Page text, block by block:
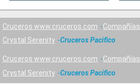
Cruceros www.cruceros.com Compañías
Crystal Serenity
Cruceros Pacifico
Cruceros www.cruceros.com Compañías
Crystal Serenity
Cruceros Pacifico